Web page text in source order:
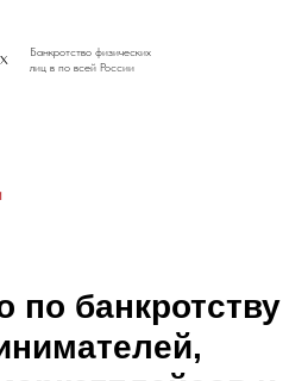
Банкротство физических
лиц в по всей России
по банкротству